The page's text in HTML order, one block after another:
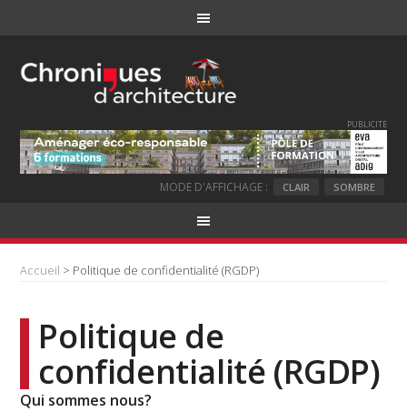
PUBLICITE
MODE D'AFFICHAGE : CLAIR SOMBRE
Accueil > Politique de confidentialité (RGDP)
Politique de
confidentialité (RGDP)
Qui sommes nous?